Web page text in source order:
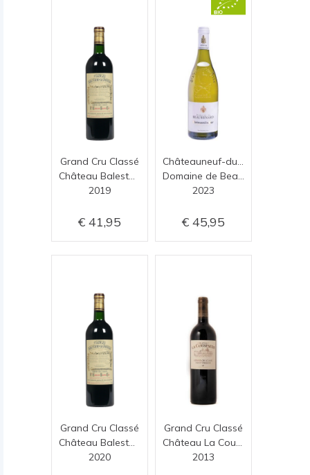
Grand Cru Classé
2019
41,95
2023
45,95
Grand Cru Classé
2020
Grand Cru Classé
2013